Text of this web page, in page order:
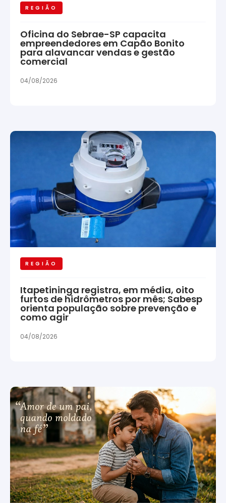
REGIÃO
Oficina do Sebrae-SP capacita
empreendedores em Capão Bonito
para alavancar vendas e gestão
comercial
04/08/2026
REGIÃO
Itapetininga registra, em média, oito
furtos de hidrômetros por mês; Sabesp
orienta população sobre prevenção e
como agir
04/08/2026